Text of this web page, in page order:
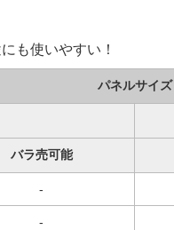
も使いやすい！
パネルサイズ
バラ売可能
-
-